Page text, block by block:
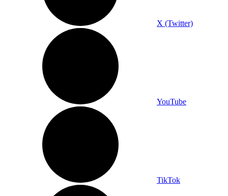
X (Twitter)
YouTube
TikTok